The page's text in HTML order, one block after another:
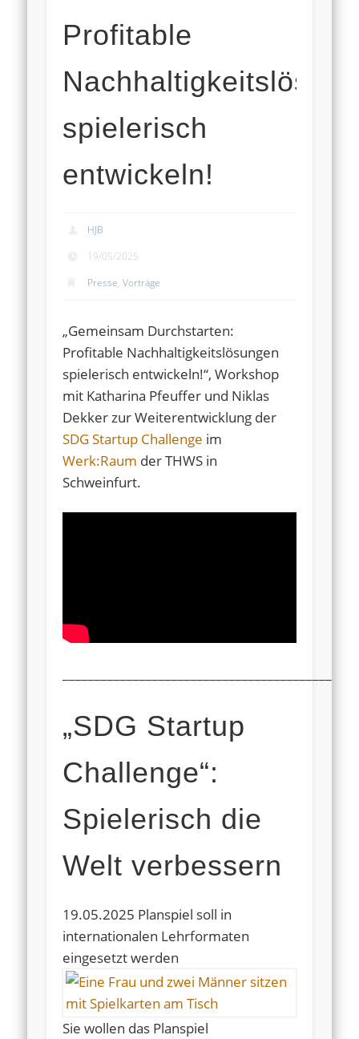
Profitable
spielerisch
entwickeln!
HJB
19/05/2025
Presse,Vorträge
„Gemeinsam Durchstarten:
Profitable Nachhaltigkeitslösungen
spielerisch entwickeln!“, Workshop
mit Katharina Pfeuffer und Niklas
Dekker zur Weiterentwicklung der
SDG Startup Challenge im
Werk:Raum der THWS in
Schweinfurt.
„SDG Startup
Challenge“:
Spielerisch die
Welt verbessern
19.05.2025 Planspiel soll in
internationalen Lehrformaten
eingesetzt werden
Sie wollen das Planspiel